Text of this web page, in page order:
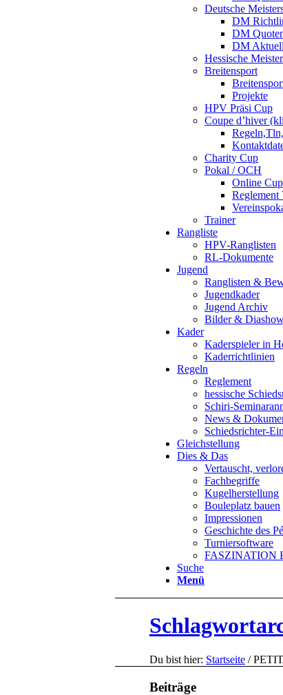
Deutsche
DM
DM
DM
Hessische
Breitensport
Projekte
HPV Präsi Cup
Coupe d’hiver
Charity Cup
Pokal / OCH
Online
Reglement
Trainer
Rangliste
HPV-Ranglisten
RL-Dokumente
Jugend
Ranglisten &
Jugendkader
Jugend Archiv
Bilder &
Kader
Kaderspieler in
Kaderrichtlinien
Regeln
Reglement
hessische
Schiri-
News &
Schiedsrichter-
Gleichstellung
Dies & Das
Vertauscht,
Fachbegriffe
Kugelherstellung
Bouleplatz bauen
Impressionen
Geschichte des
Turniersoftware
FASZINATION
Suche
Menü
Du bist hier: Startseite /
Beiträge